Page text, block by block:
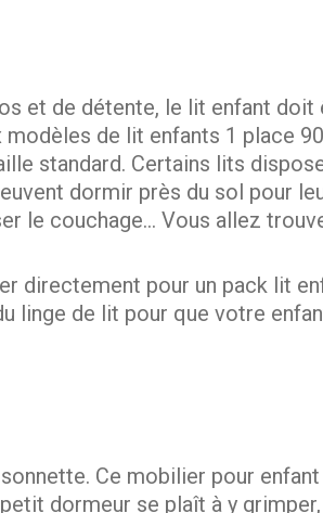
et de détente, le lit enfant doit
de lit enfants 1 place
standard. Certains lits
dormir près du sol pour
le couchage… Vous allez
directement pour un pack lit
linge de lit pour que votre
Ce mobilier pour
dormeur se plaît à y